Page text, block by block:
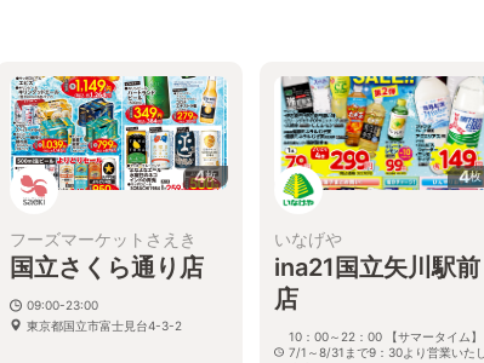
4枚
フーズマーケットさえき
国立さくら通り店
09:00-23:00
東京都国立市富士見台4-3-2
4枚
いなげや
ina21国立矢川駅前
店
10：00～22：00 【サマータイム】
7/1～8/31まで9：30より営業いたし